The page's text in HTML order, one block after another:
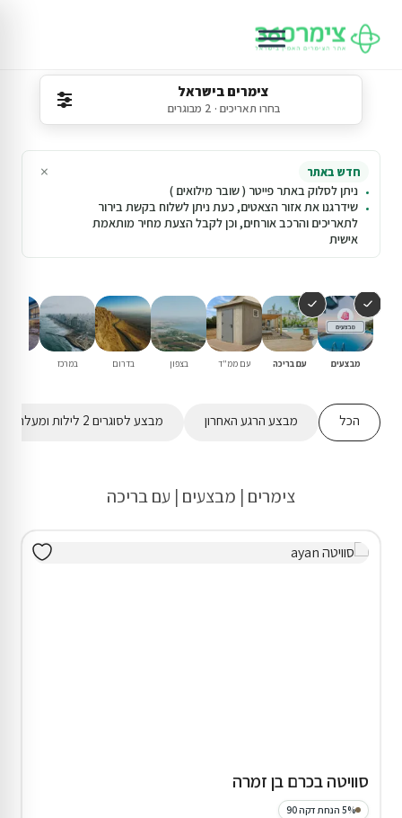
צימרים בישראל
בחרו תאריכים · 2 מבוגרים
חדש באתר
ניתן לסלוק באתר פייטר ( שובר מילואים )
שידרגנו את אזור הצאטים, כעת ניתן לשלוח בקשת בירור
לתאריכים והרכב אורחים, וכן לקבל הצעת מחיר מותאמת
אישית
×
מבצעים עם בריכה עם ממ"ד בצפון בדרום במרכז
הכל מבצע הרגע האחרון מבצע לסוגרים 2 לילות ומעלה
צימרים | מבצעים | עם בריכה
סוויטה בכרם בן זמרה
5% הנחת דקה 90